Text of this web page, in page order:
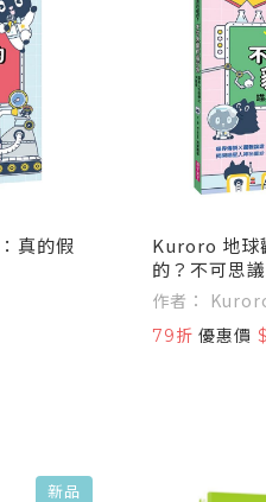
Kuroro 地球觀察報告2：真的假
的？不可思
作者：
79折 優惠價
新品